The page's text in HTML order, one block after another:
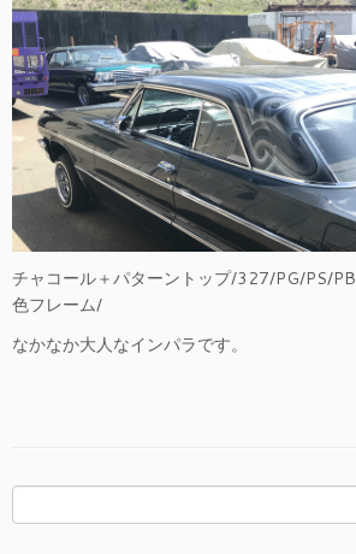
チャコール＋パターントップ/327/PG/PS/
色フレーム/
なかなか大人なインパラです。
検
索: